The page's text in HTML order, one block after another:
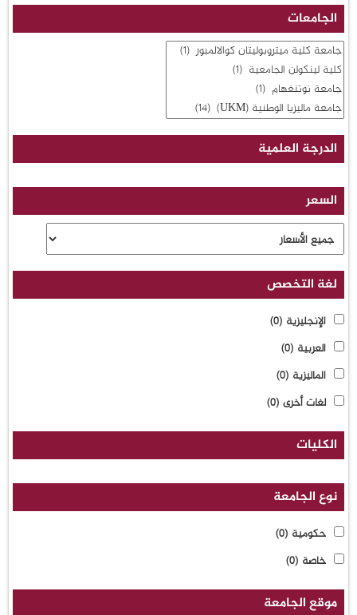
الجامعات
الدرجة العلمية
السعر
لغة التخصص
الإنجليزية (0)
العربية (0)
الماليزية (0)
لغات أخرى (0)
الكليات
نوع الجامعة
حكومية (0)
خاصة (0)
موقع الجامعة